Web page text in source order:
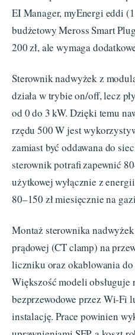
EI Manager, myEnergi eddi
budżetowy Meross Smart
200 zł, ale wymaga
Sterownik nadwyżek z
działa w trybie on/off, lecz
od 0 do 3 kW. Dzięki temu
rzędu 500 W jest
zamiast być oddawana do
sterownik potrafi zapewnić
użytkowej wyłącznie z
80–150 zł miesięcznie na
Montaż sterownika
prądowej (CT clamp) na
liczniku oraz okablowania
Większość modeli obsługuje
bezprzewodowe przez Wi-Fi
instalację. Prace powinien